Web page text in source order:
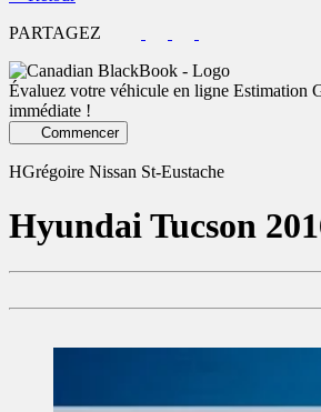
PARTAGEZ
Évaluez votre véhicule en ligne Estimation
immédiate !
Commencer
HGrégoire Nissan St-Eustache
HyundaiTucson